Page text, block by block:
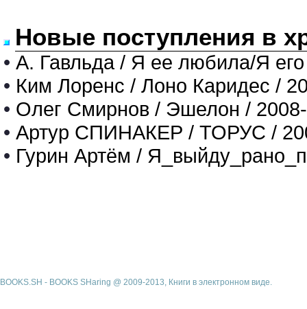
Новые поступления в
• А. Гавльда / Я ее любила/Я
• Ким Лоренс / Лоно Каридес /
• Олег Смирнов / Эшелон /
• Артур СПИНАКЕР / ТОРУС /
• Гурин Артём /
BOOKS.SH - BOOKS SHaring @ 2009-2013, Книги в электронном виде.